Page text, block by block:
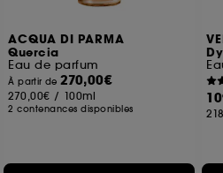
ACQUA DI PARMA
Quercia
Eau de parfum
À partir de270,00€
270,00€ / 100ml
2 contenances disponibles